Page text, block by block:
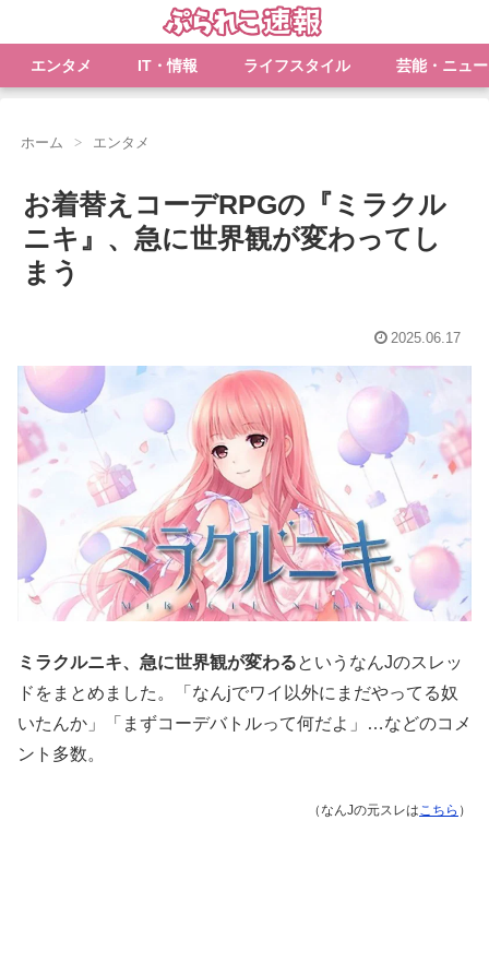
エンタメ IT・情報 ライフスタイル 芸能・ニュ
ホーム エンタメ
お着替えコーデRPGの『ミラクル
ニキ』、急に世界観が変わってし
まう
2025.06.17
ミラクルニキ、急に世界観が変わるというなんJのスレッ
ドをまとめました。「なんjでワイ以外にまだやってる奴
いたんか」「まずコーデバトルって何だよ」…などのコメ
ント多数。
（なんJの元スレはこちら ）